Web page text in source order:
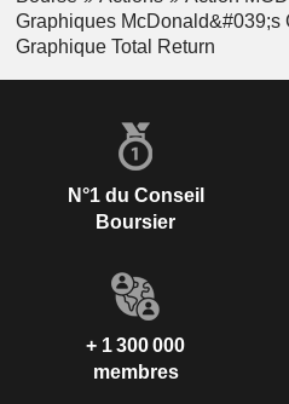
Graphiques McDonald&#039;s
Graphique Total Return
N°1 du Conseil
Boursier
+ 1 300 000
membres